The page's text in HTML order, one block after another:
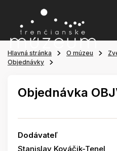
Hlavná stránka O múzeu
Objednávky
Objednávka
Dodávateľ
Stanislav Kováčik-Tenel